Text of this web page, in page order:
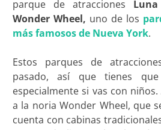
parque de atracciones
Wonder Wheel, uno de los
más famosos de Nueva York.
Estos parques de
pasado, así que tienes
especialmente si vas con
a la noria Wonder Wheel, que
cuenta con cabinas